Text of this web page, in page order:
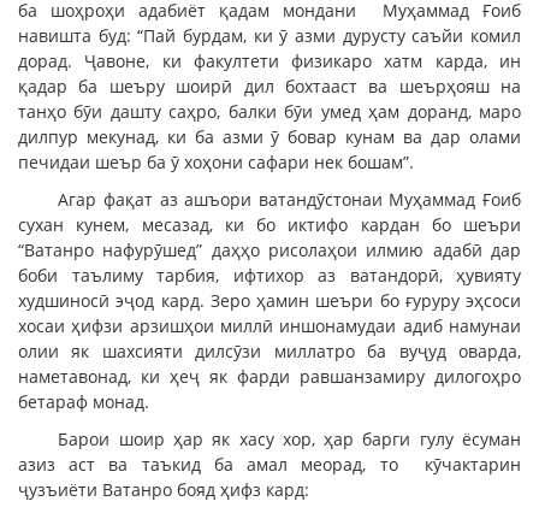
ба шоҳроҳи адабиёт қадам мондани Муҳаммад Ғоиб
навишта буд: “Пай бурдам, ки ӯ азми дурусту саъйи комил
дорад. Ҷавоне, ки факултети физикаро хатм карда, ин
қадар ба шеъру шоирӣ дил бохтааст ва шеърҳояш на
танҳо бӯи дашту саҳро, балки бӯи умед ҳам доранд, маро
дилпур мекунад, ки ба азми ӯ бовар кунам ва дар олами
печидаи шеър ба ӯ хоҳони сафари нек бошам”.
Агар фақат аз ашъори ватандӯстонаи Муҳаммад Ғоиб
сухан кунем, месазад, ки бо иктифо кардан бо шеъри
“Ватанро нафурӯшед” даҳҳо рисолаҳои илмию адабӣ дар
боби таълиму тарбия, ифтихор аз ватандорӣ, ҳувияту
худшиносӣ эҷод кард. Зеро ҳамин шеъри бо ғуруру эҳсоси
хосаи ҳифзи арзишҳои миллӣ иншонамудаи адиб намунаи
олии як шахсияти дилсӯзи миллатро ба вуҷуд оварда,
наметавонад, ки ҳеҷ як фарди равшанзамиру дилогоҳро
бетараф монад.
Барои шоир ҳар як хасу хор, ҳар барги гулу ёсуман
азиз аст ва таъкид ба амал меорад, то кӯчактарин
ҷузъиёти Ватанро бояд ҳифз кард: